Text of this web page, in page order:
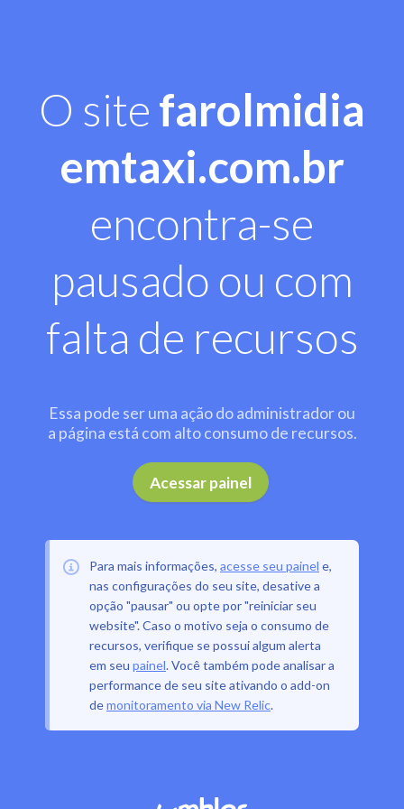
O site farolmidia
emtaxi.com.br
encontra-se
pausado ou com
falta de recursos
Essa pode ser uma ação do administrador ou
a página está com alto consumo de recursos.
Acessar painel .
Para mais informações, acesse seu painel e,
nas configurações do seu site, desative a
opção "pausar" ou opte por "reiniciar seu
website". Caso o motivo seja o consumo de
recursos, verifique se possui algum alerta
em seu painel. Você também pode analisar a
performance de seu site ativando o add-on
demonitoramento via New Relic.